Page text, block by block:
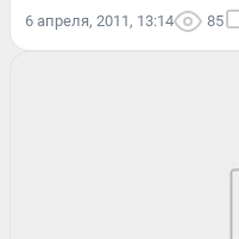
6 апреля, 2011, 13:14 85